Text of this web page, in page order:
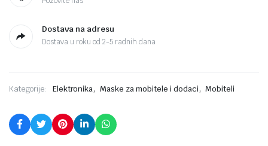
Dostava na adresu
Dostava u roku od 2-5 radnih dana
Kategorije: Elektronika, Maske za mobitele i dodaci, Mobiteli